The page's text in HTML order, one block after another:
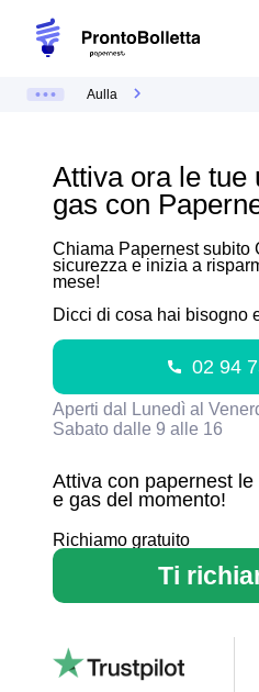
Aulla
Attiva con papernest
e gas del momento!
Attiva ora le tue
gas con
Chiama Papernest subito
sicurezza e inizia a
mese!
Dicci di cosa hai bisogno
02 94
Aperti dal Lunedì al
Sabato dalle 9 alle 16
Richiamo gratuito
Ti